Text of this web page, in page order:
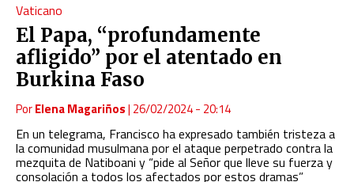
Vaticano
El Papa, “profundamente
afligido” por el atentado en
Burkina Faso
PorElena Magariños| 26/02/2024 - 20:14
En un telegrama, Francisco ha expresado también tristeza a
la comunidad musulmana por el ataque perpetrado contra la
mezquita de Natiboani y “pide al Señor que lleve su fuerza y
consolación a todos los afectados por estos dramas”